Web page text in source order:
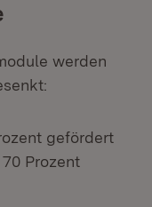
werden
gefördert
Prozent